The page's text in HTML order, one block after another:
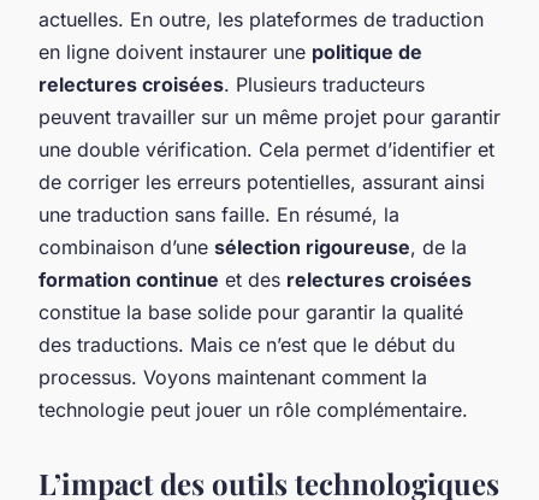
actuelles. En outre, les plateformes de traduction
en ligne doivent instaurer une politique de
relectures croisées. Plusieurs traducteurs
peuvent travailler sur un même projet pour garantir
une double vérification. Cela permet d’identifier et
de corriger les erreurs potentielles, assurant ainsi
une traduction sans faille. En résumé, la
combinaison d’une sélection rigoureuse, de la
formation continue et des relectures croisées
constitue la base solide pour garantir la qualité
des traductions. Mais ce n’est que le début du
processus. Voyons maintenant comment la
technologie peut jouer un rôle complémentaire.
L’impact des outils technologiques